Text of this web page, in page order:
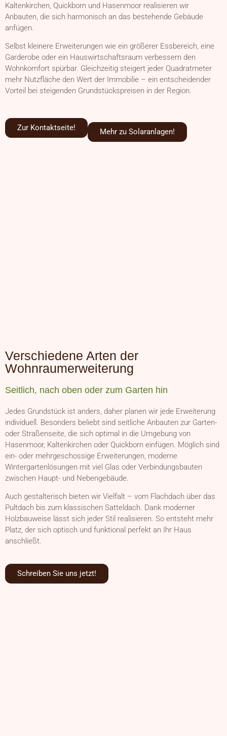
Kaltenkirchen, Quickborn und Hasenmoor realisieren wir
Anbauten, die sich harmonisch an das bestehende Gebäude
anfügen.
Selbst kleinere Erweiterungen wie ein größerer Essbereich, eine
Garderobe oder ein Hauswirtschaftsraum verbessern den
Wohnkomfort spürbar. Gleichzeitig steigert jeder Quadratmeter
mehr Nutzfläche den Wert der Immobilie – ein entscheidender
Vorteil bei steigenden Grundstückspreisen in der Region.
Zur Kontaktseite! Mehr zu Solaranlagen!
Verschiedene Arten der
Wohnraumerweiterung
Seitlich, nach oben oder zum Garten hin
Jedes Grundstück ist anders, daher planen wir jede Erweiterung
individuell. Besonders beliebt sind seitliche Anbauten zur Garten-
oder Straßenseite, die sich optimal in die Umgebung von
Hasenmoor, Kaltenkirchen oder Quickborn einfügen. Möglich sind
ein- oder mehrgeschossige Erweiterungen, moderne
Wintergartenlösungen mit viel Glas oder Verbindungsbauten
zwischen Haupt- und Nebengebäude.
Auch gestalterisch bieten wir Vielfalt – vom Flachdach über das
Pultdach bis zum klassischen Satteldach. Dank moderner
Holzbauweise lässt sich jeder Stil realisieren. So entsteht mehr
Platz, der sich optisch und funktional perfekt an Ihr Haus
anschließt.
Schreiben Sie uns jetzt!